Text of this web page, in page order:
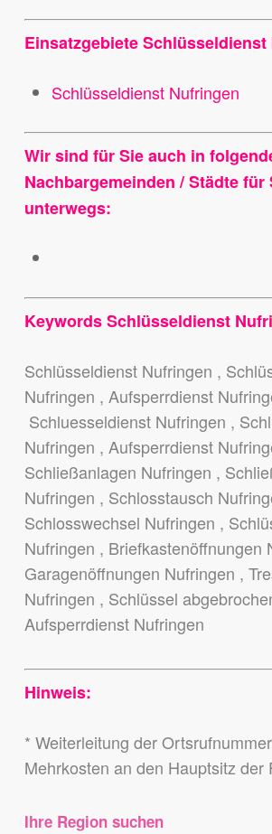
Einsatzgebiete
Schlüsseldienst Nufringen
Wir sind für Sie auch in
Nachbargemeinden / Städte für
unterwegs:
Keywords Schlüsseldienst
Schlüsseldienst Nufringen ,
Nufringen , Aufsperrdienst
Schluesseldienst Nufringen ,
Nufringen , Aufsperrdienst
Schließanlagen Nufringen ,
Nufringen , Schlosstausch
Schlosswechsel Nufringen ,
Nufringen , Briefkastenöffnungen
Garagenöffnungen Nufringen ,
Nufringen , Schlüssel
Aufsperrdienst Nufringen
Hinweis:
* Weiterleitung der
Mehrkosten an den Hauptsitz der
Ihre Region suchen